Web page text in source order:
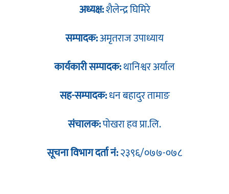
अध्यक्ष:शैलेन्द्र घिमिरे
सम्पादक:अमृतराज उपाध्याय
कार्यकारी सम्पादक:थानिश्वर अर्याल
सह-सम्पादक:धन बहादुर तामाङ
संचालक:पोखरा हव प्रा.लि.
सूचना विभाग दर्ता नं:२३९६/०७७-०७८